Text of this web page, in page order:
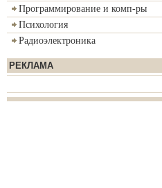
Программирование и комп-ры
Психология
Радиоэлектроника
РЕКЛАМА